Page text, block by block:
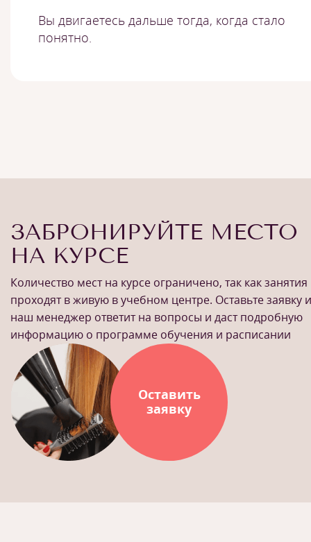
Вы двигаетесь дальше тогда, когда стало
понятно.
ЗАБРОНИРУЙТЕ МЕСТО
НА КУРСЕ
Количество мест на курсе ограничено, так как занятия
проходят в живую в учебном центре. Оставьте заявку и
наш менеджер ответит на вопросы и даст подробную
информацию о программе обучения и расписании
Оставить
заявку